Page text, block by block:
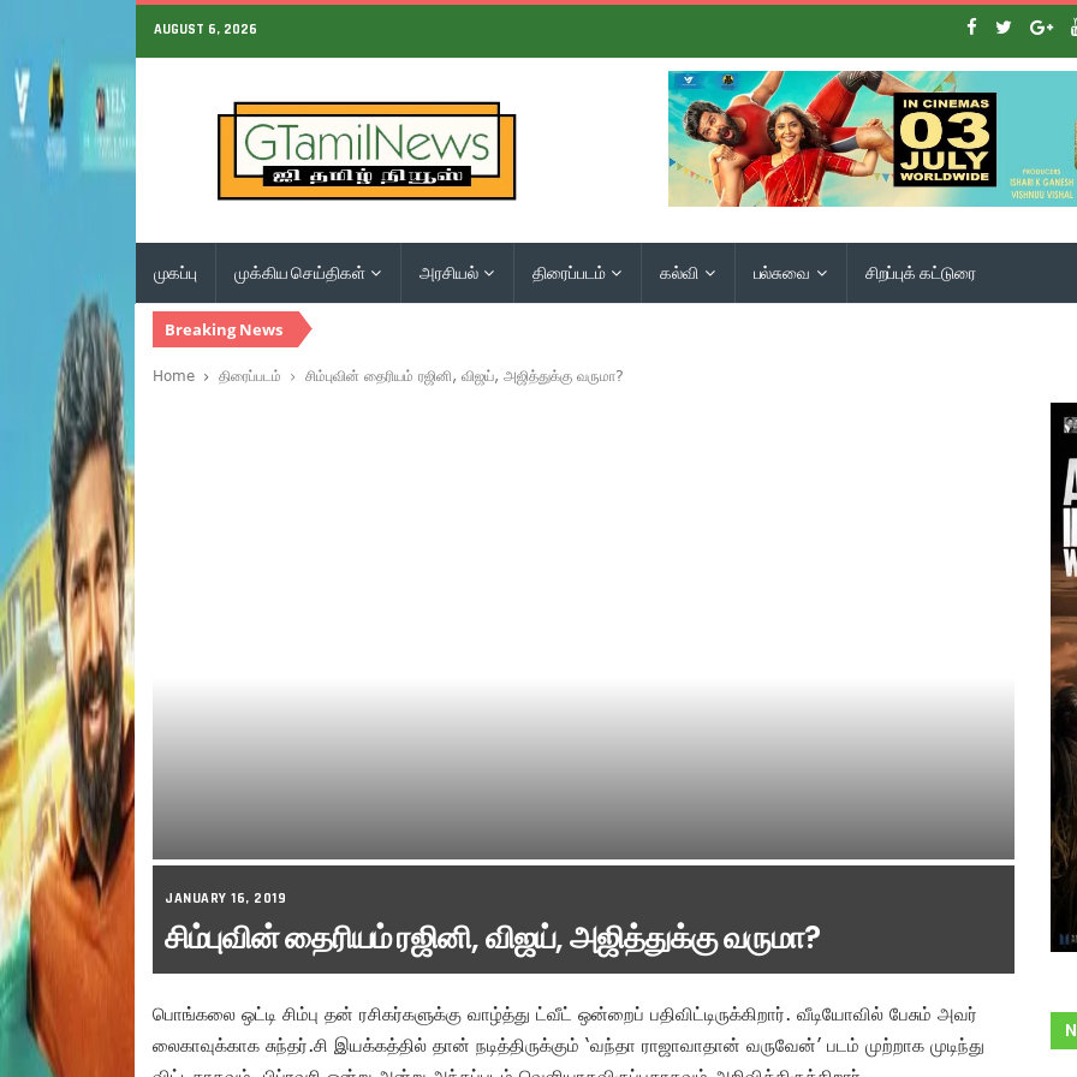
AUGUST 6, 2026
முகப்பு முக்கிய செய்திகள் அரசியல் திரைப்படம் கல்வி பல்சுவை சிறப்புக் கட்டுரை
Breaking News
Home திரைப்படம் சிம்புவின் தைரியம் ரஜினி, விஜய், அஜித்துக்கு வருமா?
JANUARY 16, 2019
சிம்புவின் தைரியம் ரஜினி, விஜய், அஜித்துக்கு வருமா?
பொங்கலை ஒட்டி சிம்பு தன் ரசிகர்களுக்கு வாழ்த்து ட்வீட் ஒன்றைப் பதிவிட்டிருக்கிறார். வீடியோவில் பேசும் அவர்
லைகாவுக்காக சுந்தர்.சி இயக்கத்தில் தான் நடித்திருக்கும் ‘வந்தா ராஜாவாதான் வருவேன்’ படம் முற்றாக முடிந்து